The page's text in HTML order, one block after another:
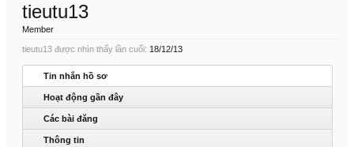
tieutu13
Member
tieutu13 được nhìn thấy lần cuối: 18/12/13
Tin nhắn hồ sơ
Hoạt động gần đây
Các bài đăng
Thông tin